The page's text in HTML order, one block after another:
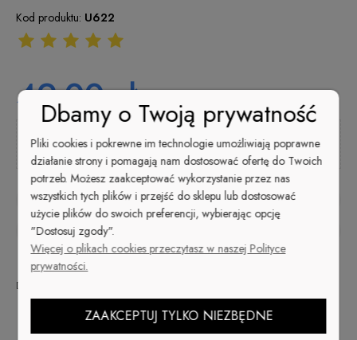
Kod produktu: U622
49,00 zł
Kup i zapłać później
zapytaj o produkt
Dostępność:
Opis
Dbamy o Twoją prywatność
Pliki cookies i pokrewne im technologie umożliwiają poprawne
działanie strony i pomagają nam dostosować ofertę do Twoich
potrzeb. Możesz zaakceptować wykorzystanie przez nas
wszystkich tych plików i przejść do sklepu lub dostosować
użycie plików do swoich preferencji, wybierając opcję
"Dostosuj zgody".
Więcej o plikach cookies przeczytasz w naszej Polityce
prywatności.
ZAAKCEPTUJ TYLKO NIEZBĘDNE